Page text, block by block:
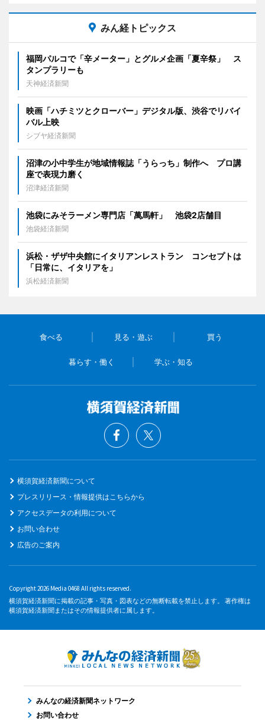
みん経トピックス
福岡パルコで「辛メーター」とグルメ企画「夏辛祭」 ス
タンプラリーも
天神経済新聞
映画「ハチミツとクローバー」デジタル版、渋谷でリバイ
バル上映
シブヤ経済新聞
沼津の小中学生が地域情報誌「うらっち」制作へ プロ講
座で表現力磨く
沼津経済新聞
池袋にみそラーメン専門店「萬馬軒」 池袋2店舗目
池袋経済新聞
浜松・ザザ中央館にイタリアンレストラン コンセプトは
「日常に、イタリアを」
浜松経済新聞
食べる 見る・遊ぶ 買う
暮らす・働く 学ぶ・知る
横須賀経済新聞について
プレスリリース・情報提供はこちらから
アクセスデータの利用について
お問い合わせ
広告のご案内
Copyright 2026 Media 0468 All rights reserved.
横須賀経済新聞に掲載の記事・写真・図表などの無断転載を禁止します。 著作権は
横須賀経済新聞またはその情報提供者に属します。
みんなの経済新聞ネットワーク
お問い合わせ